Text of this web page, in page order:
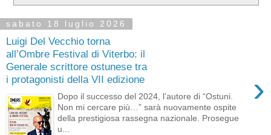
sabato 18 luglio 2026
Luigi Del Vecchio torna
all’Ombre Festival di Viterbo: il
Generale scrittore ostunese tra
i protagonisti della VII edizione
›
Dopo il successo del 2024, l’autore di “Ostuni.
Non mi cercare più…” sarà nuovamente ospite
della prestigiosa rassegna nazionale. Prosegue
u...